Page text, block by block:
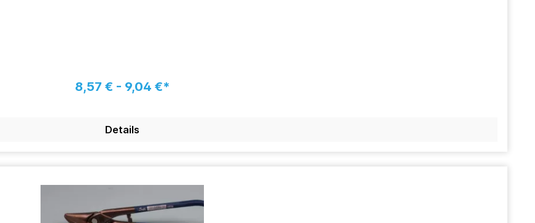
8,57 € - 9,04 €*
Details